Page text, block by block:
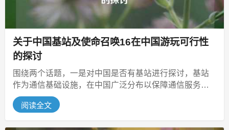
关于中国基站及使命召唤16在中国游玩可行性
的探讨
围绕两个话题，一是对中国是否有基站进行探讨，基站
作为通信基础设施，在中国广泛分布以保障通信服务，
二是询问《使命召唤16》（cod...
阅读全文